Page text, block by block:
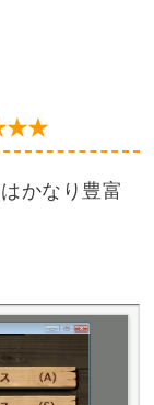
かなり豊富